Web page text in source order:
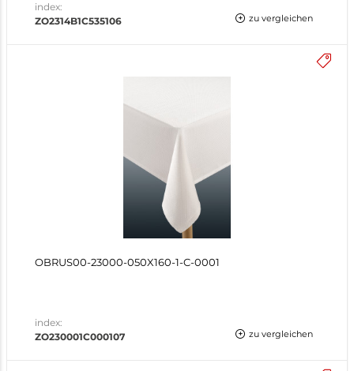
index:
ZO2314B1C535106
zu vergleichen
OBRUS00-23000-050X160-1-C-0001
index:
ZO230001C000107
zu vergleichen